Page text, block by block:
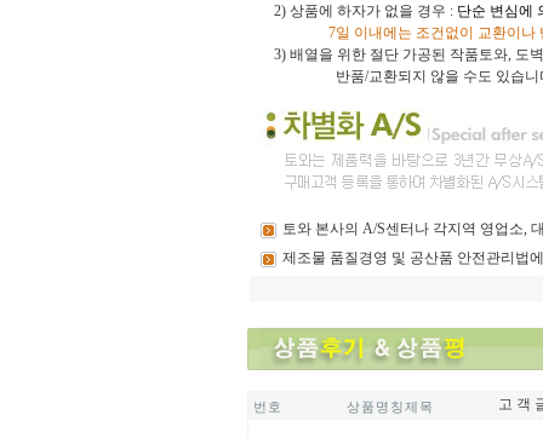
2) 상품에 하자가 없을 경우 : 단순 변심에
7일 이내에는 조건없이 교환이나
3) 배열을 위한 절단 가공된 작품토와, 도
반품/교환되지 않을 수도 있습니
토와 본사의 A/S센터나 각지역 영업소,
제조물 품질경영 및 공산품 안전관리법
번 호 상 품 명 칭 제 목 고 객